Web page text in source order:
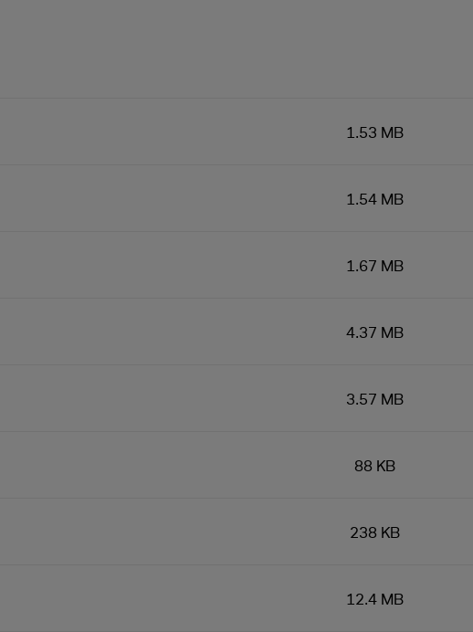
1.53 MB
1.54 MB
1.67 MB
4.37 MB
3.57 MB
88 KB
238 KB
12.4 MB